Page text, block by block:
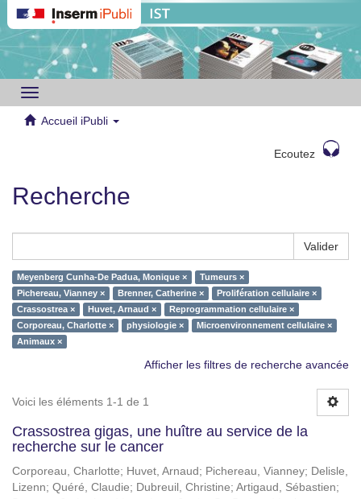
Toggle
navigation
Accueil iPubli
Ecoutez
Recherche
Valider
Meyenberg Cunha-De Padua, Monique ×
Tumeurs ×
Pichereau, Vianney ×
Brenner, Catherine ×
Prolifération cellulaire ×
Crassostrea ×
Huvet, Arnaud ×
Reprogrammation cellulaire ×
Corporeau, Charlotte ×
physiologie ×
Microenvironnement cellulaire ×
Animaux ×
Afficher les filtres de recherche avancée
Voici les éléments 1-1 de 1
Crassostrea gigas, une huître au service de la
recherche sur le cancer
Corporeau, Charlotte; Huvet, Arnaud ; Pichereau, Vianney; Delisle,
Lizenn; Quéré, Claudie; Dubreuil, Christine; Artigaud, Sébastien;